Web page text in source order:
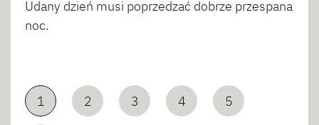
Udany dzień musi poprzedzać dobrze przespana
noc.
1 2 3 4 5